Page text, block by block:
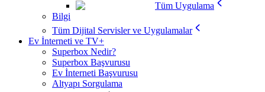
Tüm Uygulama
Bilgi
Tüm Dijital Servisler ve Uygulamalar
Ev İnterneti ve TV+
Superbox Nedir?
Superbox Başvurusu
Ev İnterneti Başvurusu
Altyapı Sorgulama